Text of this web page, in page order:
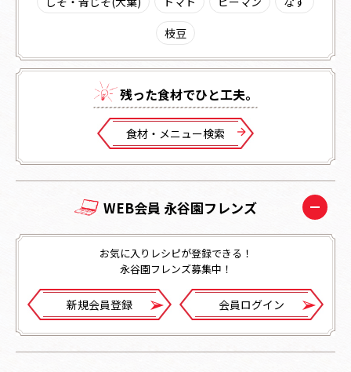
枝豆
残った⾷材でひと⼯夫。
⾷材・メニュー検索
WEB会員 永谷園フレンズ
お気に入りレシピが登録できる！
永谷園フレンズ募集中！
新規会員登録 会員ログイン